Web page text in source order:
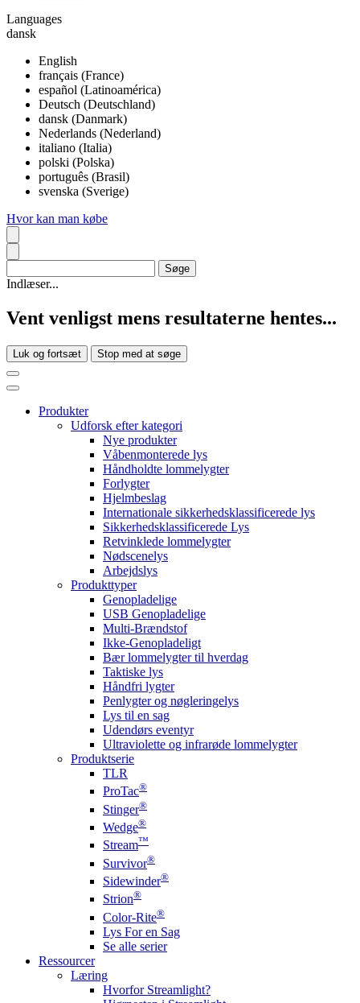
Languages
dansk
English
français (France)
español (Latinoamérica)
Deutsch (Deutschland)
dansk (Danmark)
Nederlands (Nederland)
italiano (Italia)
polski (Polska)
português (Brasil)
svenska (Sverige)
Hvor kan man købe
Indlæser...
Vent venligst mens resultaterne hentes...
Luk og fortsæt Stop med at søge
Produkter
Udforsk efter kategori
Nye produkter
Våbenmonterede lys
Håndholdte lommelygter
Forlygter
Hjelmbeslag
Internationale sikkerhedsklassificerede lys
Sikkerhedsklassificerede Lys
Retvinklede lommelygter
Nødscenelys
Arbejdslys
Produkttyper
Genopladelige
USB Genopladelige
Multi-Brændstof
Ikke-Genopladeligt
Bær lommelygter til hverdag
Taktiske lys
Håndfri lygter
Penlygter og nøgleringelys
Lys til en sag
Udendørs eventyr
Ultraviolette og infrarøde lommelygter
Produktserie
TLR
ProTac®
Stinger®
Wedge®
Stream™
Survivor®
Sidewinder®
Strion®
Color-Rite®
Lys For en Sag
Se alle serier
Ressourcer
Læring
Hvorfor Streamlight?